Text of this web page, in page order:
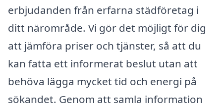
erbjudanden från erfarna städföretag i
ditt närområde. Vi gör det möjligt för dig
att jämföra priser och tjänster, så att du
kan fatta ett informerat beslut utan att
behöva lägga mycket tid och energi på
sökandet. Genom att samla information